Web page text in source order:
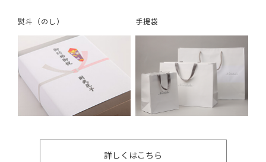
熨斗（のし） 手提袋
詳しくはこちら